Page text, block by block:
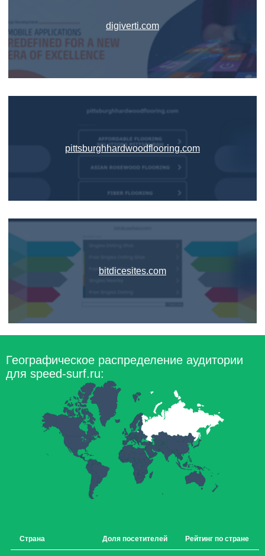
digiverti.com
pittsburghhardwoodflooring.com
bitdicesites.com
Географическое распределение аудитории
для speed-surf.ru:
Страна Доля посетителей Рейтинг по стране